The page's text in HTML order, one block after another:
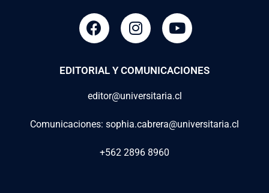
EDITORIAL Y COMUNICACIONES
editor@universitaria.cl
Comunicaciones: sophia.cabrera@universitaria.cl
+562 2896 8960